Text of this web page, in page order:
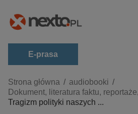
E-prasa
Kategorie
Zobacz wszystkie E-prasa
Strona główna
audiobooki
Dokument, literatura faktu,
Tragizm polityki naszych ...